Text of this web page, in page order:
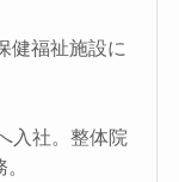
健福祉施設に
入社。整体院